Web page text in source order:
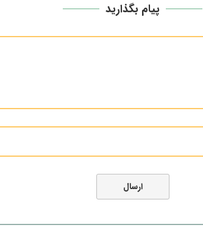
پیام بگذارید